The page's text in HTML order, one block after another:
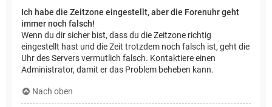
Ich habe die Zeitzone eingestellt, aber die Forenuhr geht
immer noch falsch!
Wenn du dir sicher bist, dass du die Zeitzone richtig
eingestellt hast und die Zeit trotzdem noch falsch ist, geht die
Uhr des Servers vermutlich falsch. Kontaktiere einen
Administrator, damit er das Problem beheben kann.
Nach oben